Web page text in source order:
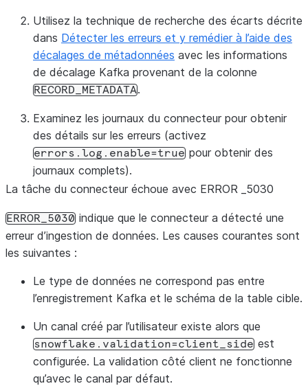
Utilisez la technique de recherche des écarts décrite
dans Détecter les erreurs et y remédier à l’aide des
décalages de métadonnées avec les informations
de décalage Kafka provenant de la colonne
RECORD_METADATA.
Examinez les journaux du connecteur pour obtenir
des détails sur les erreurs (activez
errors.log.enable=true pour obtenir des
journaux complets).
La tâche du connecteur échoue avec ERROR _ 5030
ERROR_5030 indique que le connecteur a détecté une
erreur d’ingestion de données. Les causes courantes sont
les suivantes :
Le type de données ne correspond pas entre
l’enregistrement Kafka et le schéma de la table cible.
Un canal créé par l’utilisateur existe alors que
snowflake.validation=client_side est
configurée. La validation côté client ne fonctionne
qu’avec le canal par défaut.